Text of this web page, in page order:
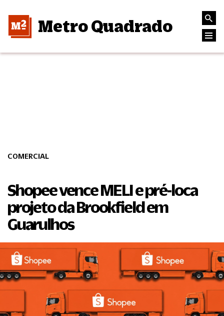
Metro Quadrado
COMERCIAL
Shopee vence MELI e pré-loca
projeto da Brookfield em
Guarulhos